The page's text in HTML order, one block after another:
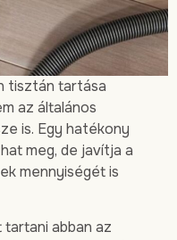
tisztán tartása
az általános
is. Egy hatékony
meg, de javítja a
mennyiségét is
abban az